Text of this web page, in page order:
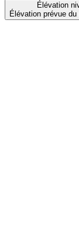
Élévation
Élévation prévue